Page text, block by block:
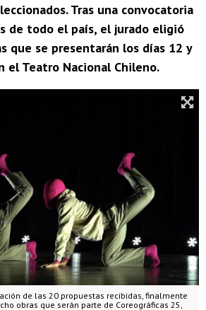
Tras una convocatoria
de todo el país, el jurado eligió
que se presentarán los días 12 y
el Teatro Nacional Chileno.
de las 20 propuestas recibidas, finalmente
obras que serán parte de Coreográficas 25,